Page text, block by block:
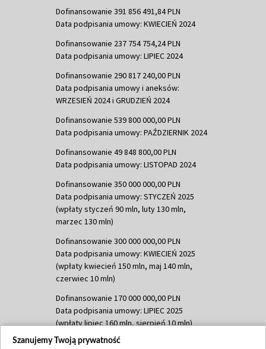
Dofinansowanie 391 856 491,84 PLN
Data podpisania umowy: KWIECIEŃ 2024
Dofinansowanie 237 754 754,24 PLN
Data podpisania umowy: LIPIEC 2024
Dofinansowanie 290 817 240,00 PLN
Data podpisania umowy i aneksów:
WRZESIEŃ 2024 i GRUDZIEŃ 2024
Dofinansowanie 539 800 000,00 PLN
Data podpisania umowy: PAŹDZIERNIK 2024
Dofinansowanie 49 848 800,00 PLN
Data podpisania umowy: LISTOPAD 2024
Dofinansowanie 350 000 000,00 PLN
Data podpisania umowy: STYCZEŃ 2025
(wpłaty styczeń 90 mln, luty 130 mln,
marzec 130 mln)
Dofinansowanie 300 000 000,00 PLN
Data podpisania umowy: KWIECIEŃ 2025
(wpłaty kwiecień 150 mln, maj 140 mln,
czerwiec 10 mln)
Dofinansowanie 170 000 000,00 PLN
Data podpisania umowy: LIPIEC 2025
(wpłaty lipiec 160 mln, sierpień 10 mln)
Dofinansowanie 60 000 000,00 PLN
Szanujemy Twoją prywatność